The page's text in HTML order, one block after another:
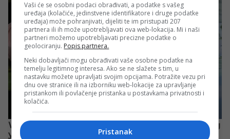
Vaši će se osobni podaci obrađivati, a podatke s vašeg
uređaja (kolačiće, jedinstvene identifikatore i druge podatke
uređaja) može pohranjivati, dijeliti te im pristupati 207
partnera ili ih može upotrebljavati ova web-lokacija. Mi i naši
partneri možemo upotrebljavati precizne podatke o
geolociranju. Popis partnera.
Neki dobavljači mogu obrađivati vaše osobne podatke na
temelju legitimnog interesa. Ako se ne slažete s tim, u
nastavku možete upravljati svojim opcijama. Potražite vezu pri
dnu ove stranice ili na izborniku web-lokacije za upravljanje
pristankom ili povlačenje pristanka u postavkama privatnosti i
kolačića.
Pristanak